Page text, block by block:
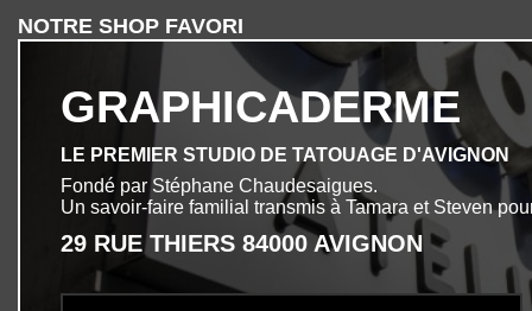
NOTRE SHOP FAVORI
GRAPHICADERME
LE PREMIER STUDIO DE TATOUAGE D'AVIGNON
Fondé par Stéphane Chaudesaigues.
Un savoir-faire familial transmis à Tamara et Steven
29 RUE THIERS 84000 AVIGNON